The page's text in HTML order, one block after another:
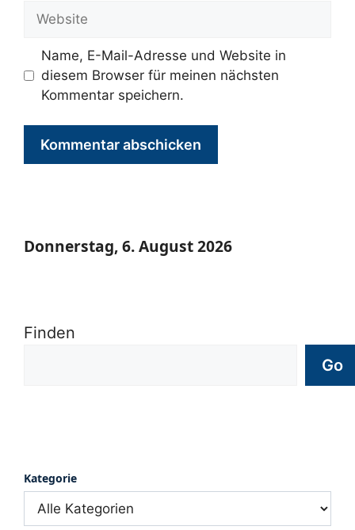
Name, E-Mail-Adresse und Website in
diesem Browser für meinen nächsten
Kommentar speichern.
Donnerstag, 6. August 2026
Finden
Go
Kategorie